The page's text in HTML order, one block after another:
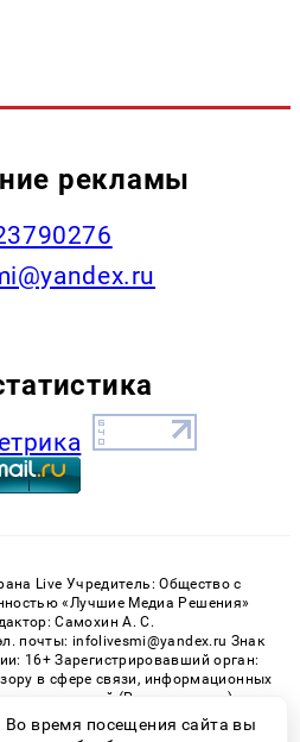
рекламы
Live Учредитель: Общество с
«Лучшие Медиа Решения»
Самохин А. С.
почты: infolivesmi@yandex.ru Знак
16+ Зарегистрировавший орган:
в сфере связи, информационных
коммуникаций (Роскомнадзор)
ЭЛ № ФС 77 - 82538 от 21.01.2022
время посещения сайта вы